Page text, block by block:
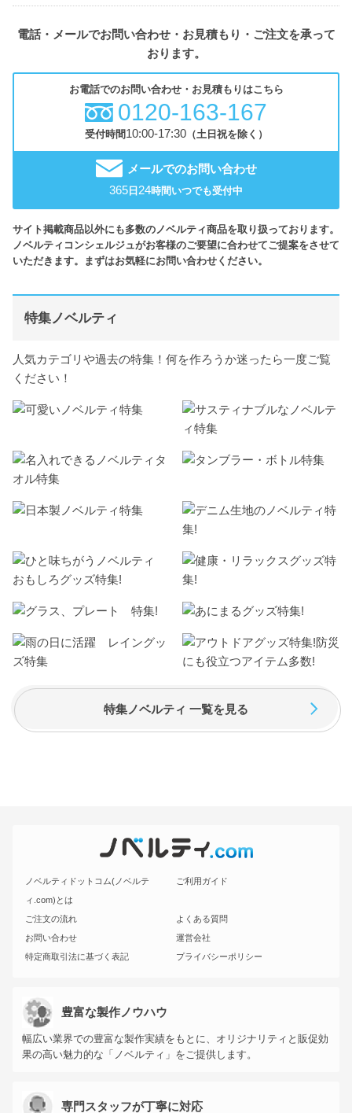
電話・メールでお問い合わせ・お見積もり・ご注文を承って
おります。
お電話でのお問い合わせ・お見積もりはこちら
0120-163-167
受付時間10:00-17:30（土日祝を除く）
メールでのお問い合わせ
365 日 24時間いつでも受付中
サイト掲載商品以外にも多数のノベルティ商品を取り扱っております。
ノベルティコンシェルジュがお客様のご要望に合わせてご提案をさせて
いただきます。まずはお気軽にお問い合わせください。
特集ノベルティ
人気カテゴリや過去の特集！何を作ろうか迷ったら一度ご覧
ください！
特集ノベルティ 一覧を見る
ノベルティドットコム(ノベルテ
ィ.com)とは
ご利用ガイド
ご注文の流れ
よくある質問
お問い合わせ
運営会社
特定商取引法に基づく表記
プライバシーポリシー
豊富な製作ノウハウ
幅広い業界での豊富な製作実績をもとに、オリジナリティと販促効
果の高い魅力的な「ノベルティ」をご提供します。
専門スタッフが丁寧に対応